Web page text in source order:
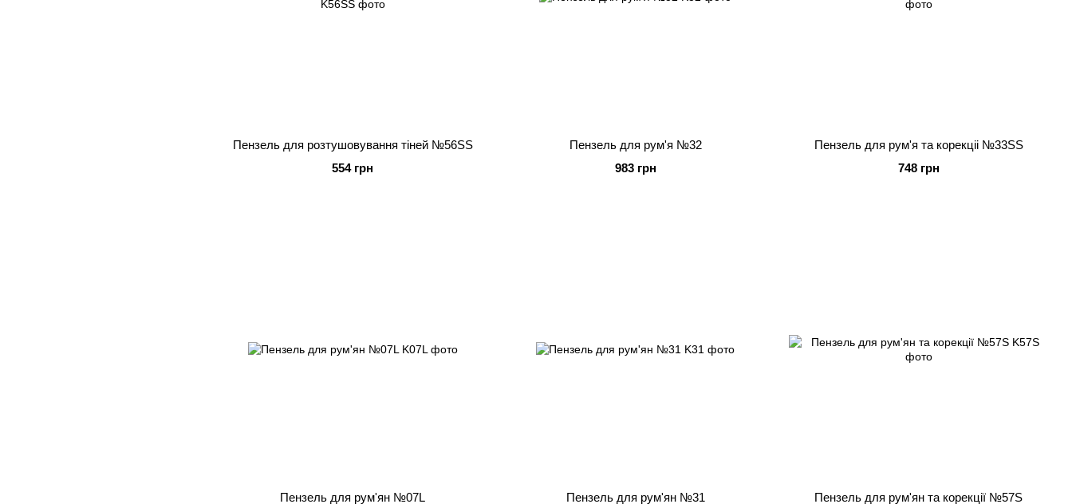
Пензель для розтушовування тіней №56SS
554 грн
Пензель для рум'я №32
983 грн
Пензель для рум'я та корекціі №33SS
748 грн
Пензель для рум'ян №07L
Пензель для рум'ян №31
Пензель для рум'ян та корекції №57S